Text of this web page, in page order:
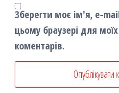
Зберегти моє ім'я, e-
цьому браузері для
коментарів.